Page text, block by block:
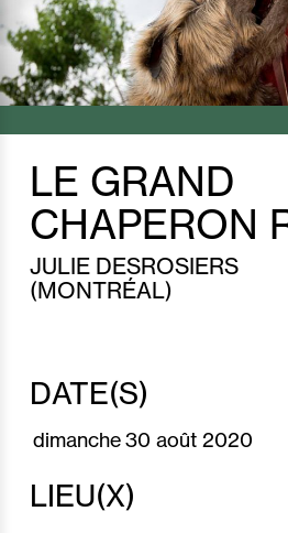
LE GRAND
CHAPERON
JULIE DESROSIERS
(MONTRÉAL)
DATE(S)
dimanche30 août 2020
LIEU(X)